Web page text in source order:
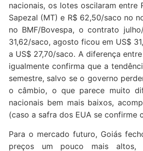
nacionais, os lotes oscilaram entre
Sapezal (MT) e R$ 62,50/saco no
no BMF/Bovespa, o contrato
31,62/saco, agosto ficou em US$
a US$ 27,70/saco. A diferença
igualmente confirma que a
semestre, salvo se o governo
o câmbio, o que parece muito
nacionais bem mais baixos,
(caso a safra dos EUA se confirme
Para o mercado futuro, Goiás
preços um pouco mais altos,